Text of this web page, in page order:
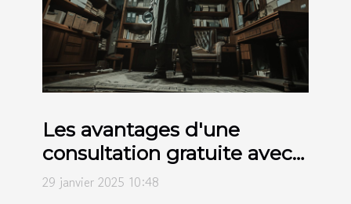
Les avantages d'une
consultation gratuite avec
un détective privé
29 janvier 2025 10:48